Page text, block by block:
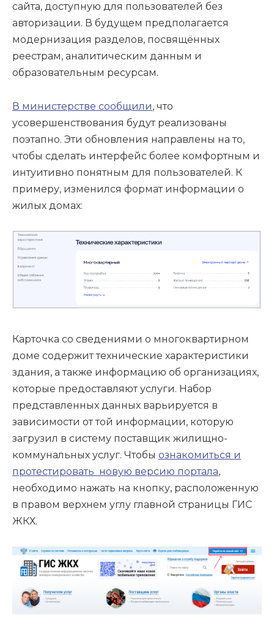
сайта, доступную для пользователей без
авторизации. В будущем предполагается
модернизация разделов, посвящённых
реестрам, аналитическим данным и
образовательным ресурсам.
В министерстве сообщили, что
усовершенствования будут реализованы
поэтапно. Эти обновления направлены на то,
чтобы сделать интерфейс более комфортным и
интуитивно понятным для пользователей. К
примеру, изменился формат информации о
жилых домах:
Карточка со сведениями о многоквартирном
доме содержит технические характеристики
здания, а также информацию об организациях,
которые предоставляют услуги. Набор
представленных данных варьируется в
зависимости от той информации, которую
загрузил в систему поставщик жилищно-
коммунальных услуг. Чтобы ознакомиться и
протестировать новую версию портала,
необходимо нажать на кнопку, расположенную
в правом верхнем углу главной страницы ГИС
ЖКХ.